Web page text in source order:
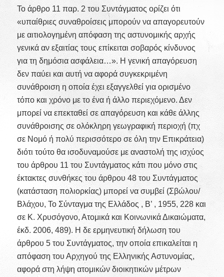
Το άρθρο 11 παρ. 2 του Συντάγματος ορίζει ότι
«υπαίθριες συναθροίσεις μπορούν να απαγορευτούν
με αιτιολογημένη απόφαση της αστυνομικής αρχής
γενικά αν εξαιτίας τους επίκειται σοβαρός κίνδυνος
για τη δημόσια ασφάλεια…». Η γενική απαγόρευση
δεν παύει και αυτή να αφορά συγκεκριμένη
συνάθροιση η οποία έχει εξαγγελθεί για ορισμένο
τόπο και χρόνο με το ένα ή άλλο περιεχόμενο. Δεν
μπορεί να επεκταθεί σε απαγόρευση και κάθε άλλης
συνάθροισης σε ολόκληρη γεωγραφική περιοχή (πχ
σε Νομό ή πολύ περισσότερο σε όλη την Επικράτεια)
διότι τούτο θα ισοδυναμούσε με αναστολή της ισχύος
του άρθρου 11 του Συντάγματος κάτι που μόνο στις
έκτακτες συνθήκες του άρθρου 48 του Συντάγματος
(κατάσταση πολιορκίας) μπορεί να συμβεί (Σβώλου/
Βλάχου, Το Σύνταγμα της Ελλάδος , Β’ , 1955, 228 και
σε Κ. Χρυσόγονο, Ατομικά και Κοινωνικά Δικαιώματα,
έκδ. 2006, 489). Η δε ερμηνευτική δήλωση του
άρθρου 5 του Συντάγματος, την οποία επικαλείται η
απόφαση του Αρχηγού της Ελληνικής Αστυνομίας,
αφορά στη λήψη ατομικών διοικητικών μέτρων